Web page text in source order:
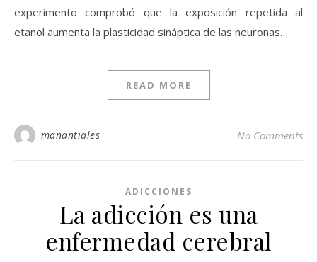
experimento comprobó que la exposición repetida al
etanol aumenta la plasticidad sináptica de las neuronas…
READ MORE
manantiales No Comments
ADICCIONES
La adicción es una
enfermedad cerebral